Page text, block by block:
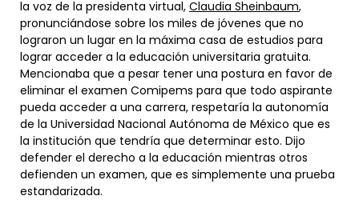
la voz de la presidenta virtual, Claudia Sheinbaum,
pronunciándose sobre los miles de jóvenes que no
lograron un lugar en la máxima casa de estudios para
lograr acceder a la educación universitaria gratuita.
Mencionaba que a pesar tener una postura en favor de
eliminar el examen Comipems para que todo aspirante
pueda acceder a una carrera, respetaría la autonomía
de la Universidad Nacional Autónoma de México que es
la institución que tendría que determinar esto. Dijo
defender el derecho a la educación mientras otros
defienden un examen, que es simplemente una prueba
estandarizada.